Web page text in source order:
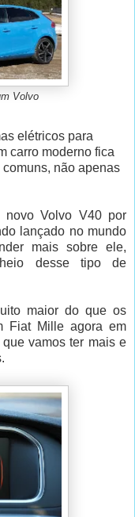
Volvo
elétricos para
carro moderno fica
não apenas
Volvo V40 por
lançado no mundo
mais sobre ele,
desse tipo de
maior do que os
Fiat Mille agora em
vamos ter mais e